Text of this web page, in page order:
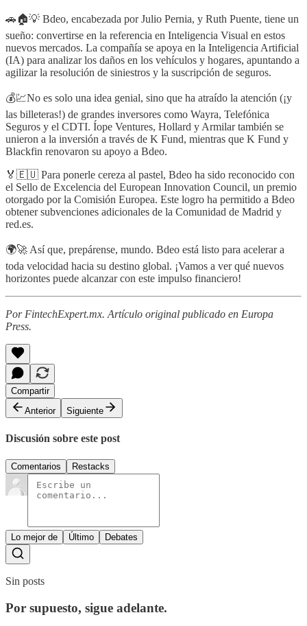
🚗🏠💡 Bdeo, encabezada por Julio Pernia, y Ruth Puente, tiene un
sueño: convertirse en la referencia en Inteligencia Visual en estos
nuevos mercados. La compañía se apoya en la Inteligencia Artificial
(IA) para analizar los daños en los vehículos y hogares, apuntando a
agilizar la resolución de siniestros y la suscripción de seguros.
💰💹No es solo una idea genial, sino que ha atraído la atención (¡y
las billeteras!) de grandes inversores como Wayra, Telefónica
Seguros y el CDTI. Íope Ventures, Hollard y Armilar también se
unieron a la inversión a través de K Fund, mientras que K Fund y
Blackfin renovaron su apoyo a Bdeo.
🏅🇪🇺 Para ponerle cereza al pastel, Bdeo ha sido reconocido con
el Sello de Excelencia del European Innovation Council, un premio
otorgado por la Comisión Europea. Este logro ha permitido a Bdeo
obtener subvenciones adicionales de la Comunidad de Madrid y
red.es.
🌍🚀 Así que, prepárense, mundo. Bdeo está listo para acelerar a
toda velocidad hacia su destino global. ¡Vamos a ver qué nuevos
horizontes puede alcanzar con este impulso financiero!
Por FintechExpert.mx. Artículo original publicado en Europa
Press.
Compartir
Anterior
Siguiente
Discusión sobre este post
Comentarios Restacks
Lo mejor de Último Debates
Sin posts
Por supuesto, sigue adelante.